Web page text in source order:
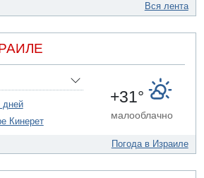
нападения хуситов и
погиб велосипедист
о нападении хуситов
Вся лента
дней
Кинерет
+31°
малооблачно
Погода в Израиле